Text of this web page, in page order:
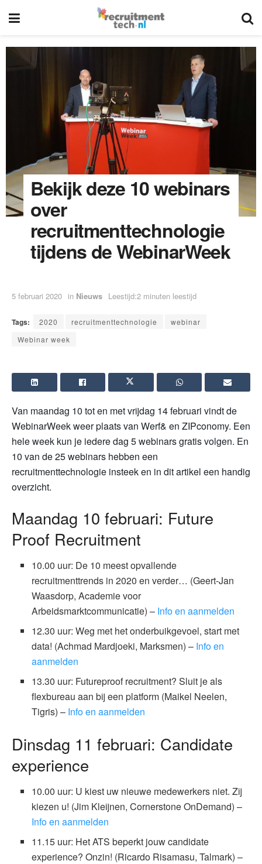
Bekijk deze 10 webinars
over
recruitmenttechnologie
tijdens de WebinarWeek
5 februari 2020 in Nieuws Leestijd:2 minuten leestijd
Tags: 2020 recruitmenttechnologie
webinar
Webinar week
Van maandag 10 tot en met vrijdag 14 februari vindt de
WebinarWeek weer plaats van Werf& en ZIPconomy. Een
hele week kun je iedere dag 5 webinars gratis volgen. En
10 van de 25 webinars hebben een
recruitmenttechnologie insteek en in dit artikel een handig
overzicht.
Maandag 10 februari: Future
Proof Recruitment
10.00 uur: De 10 meest opvallende
recruitmenttrends in 2020 en verder… (Geert-Jan
Waasdorp, Academie voor
Arbeidsmarktcommunicatie) – Info en aanmelden
12.30 uur: Weg met het onderbuikgevoel, start met
data! (Achmad Mardjoeki, Marksmen) – Info en
aanmelden
13.30 uur: Futureproof recruitment? Sluit je als
flexbureau aan bij een platform (Maikel Neelen,
Tigris) – Info en aanmelden
Dinsdag 11 februari: Candidate
experience
10.00 uur: U kiest uw nieuwe medewerkers niet. Zij
kiezen u! (Jim Kleijnen, Cornerstone OnDemand) –
Info en aanmelden
11.15 uur: Het ATS beperkt jouw candidate
experience? Onzin! (Ricardo Risamasu, Talmark) –